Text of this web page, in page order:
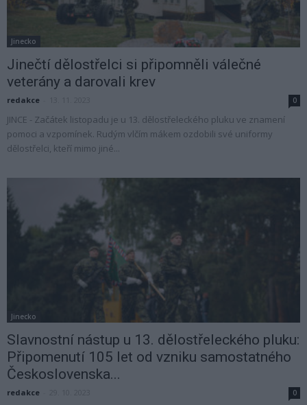
Jinecko
Jinečtí dělostřelci si připomněli válečné
veterány a darovali krev
redakce 0
JINCE - Začátek listopadu je u 13. dělostřeleckého pluku ve znamení
pomoci a vzpomínek. Rudým vlčím mákem ozdobili své uniformy
dělostřelci, kteří mimo jiné...
Jinecko
Slavnostní nástup u 13. dělostřeleckého pluku:
Připomenutí 105 let od vzniku samostatného
Československa...
redakce 0